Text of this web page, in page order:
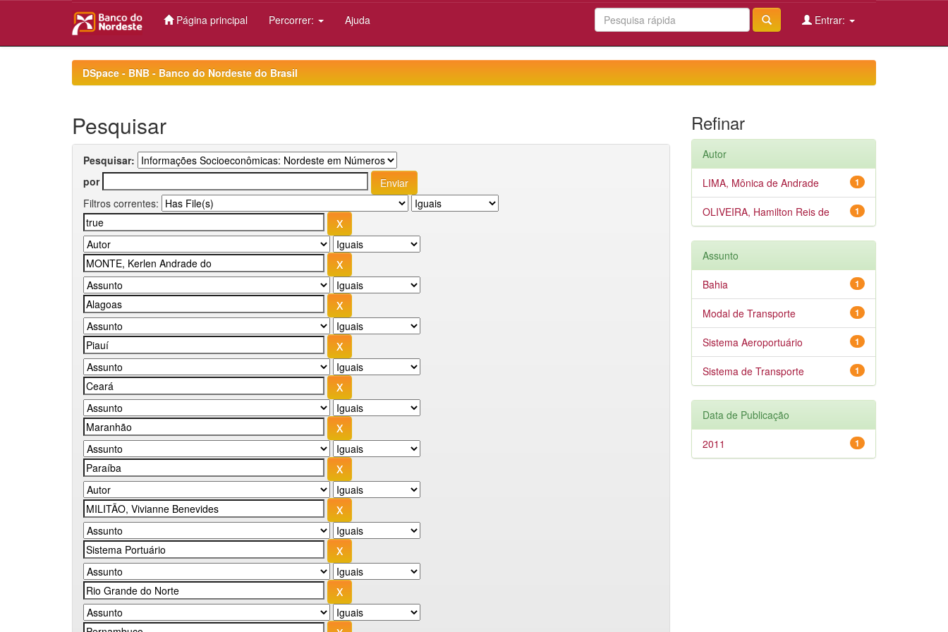
Página principal Percorrer: Ajuda Entrar:
DSpace - BNB - Banco do Nordeste do Brasil
Pesquisar
Pesquisar:
por
Filtros correntes:
Refinar
Autor
1
LIMA, Mônica de Andrade
1
OLIVEIRA, Hamilton Reis de
Assunto
1
Bahia
1
Modal de Transporte
1
Sistema Aeroportuário
1
Sistema de Transporte
Data de Publicação
1
2011